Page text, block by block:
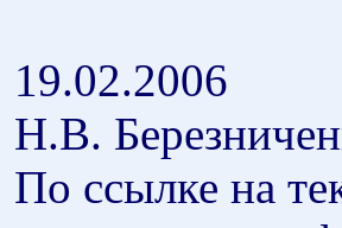
19.02.2006
Н.В.
По ссылке на